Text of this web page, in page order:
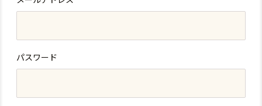
パスワード